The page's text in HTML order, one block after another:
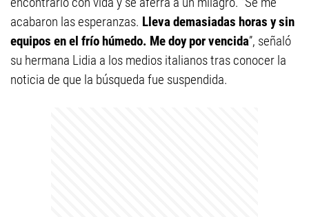
acabaron las esperanzas. Lleva demasiadas horas y sin
equipos en el frío húmedo. Me doy por vencida”, señaló
su hermana Lidia a los medios italianos tras conocer la
noticia de que la búsqueda fue suspendida.